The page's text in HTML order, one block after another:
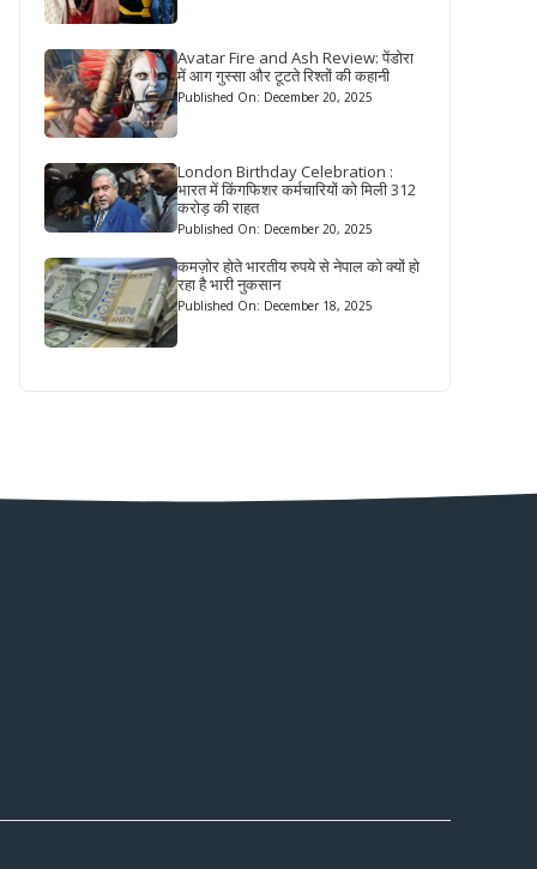
Avatar Fire and Ash Review: पेंडोरा
में आग गुस्सा और टूटते रिश्तों की कहानी
Published On: December 20, 2025
London Birthday Celebration :
भारत में किंगफिशर कर्मचारियों को मिली 312
करोड़ की राहत
Published On: December 20, 2025
कमज़ोर होते भारतीय रुपये से नेपाल को क्यों हो
रहा है भारी नुकसान
Published On: December 18, 2025